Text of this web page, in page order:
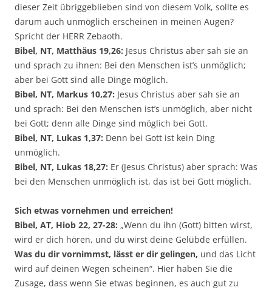
dieser Zeit übriggeblieben sind von diesem Volk, sollte es
darum auch unmöglich erscheinen in meinen Augen?
Spricht der HERR Zebaoth.
Bibel, NT, Matthäus 19,26: Jesus Christus aber sah sie an
und sprach zu ihnen: Bei den Menschen ist’s unmöglich;
aber bei Gott sind alle Dinge möglich.
Bibel, NT, Markus 10,27: Jesus Christus aber sah sie an
und sprach: Bei den Menschen ist’s unmöglich, aber nicht
bei Gott; denn alle Dinge sind möglich bei Gott.
Bibel, NT, Lukas 1,37: Denn bei Gott ist kein Ding
unmöglich.
Bibel, NT, Lukas 18,27: Er (Jesus Christus) aber sprach: Was
bei den Menschen unmöglich ist, das ist bei Gott möglich.
Sich etwas vornehmen und erreichen!
Bibel, AT, Hiob 22, 27-28: „Wenn du ihn (Gott) bitten wirst,
wird er dich hören, und du wirst deine Gelübde erfüllen.
Was du dir vornimmst, lässt er dir gelingen, und das Licht
wird auf deinen Wegen scheinen“. Hier haben Sie die
Zusage, dass wenn Sie etwas beginnen, es auch gut zu